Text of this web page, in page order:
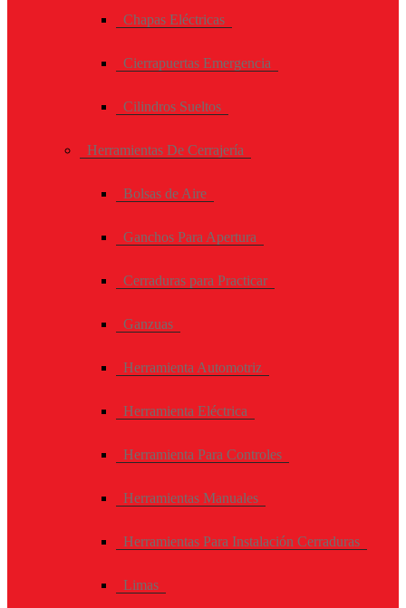
Chapas Eléctricas
Cierrapuertas Emergencia
Cilindros Sueltos
Herramientas De Cerrajería
Bolsas de Aire
Ganchos Para Apertura
Cerraduras para Practicar
Ganzuas
Herramienta Automotriz
Herramienta Eléctrica
Herramienta Para Controles
Herramientas Manuales
Herramientas Para Instalación Cerraduras
Limas